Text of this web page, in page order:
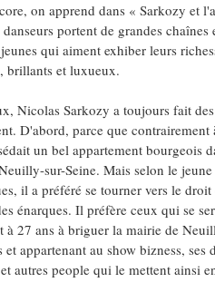
on apprend dans « Sarkozy et
portent de grandes
qui aiment exhiber leurs
brillants et luxueux.
Nicolas Sarkozy a toujours fait
D'abord, parce que
un bel appartement bourgeois
sur-Seine. Mais selon le
il a préféré se tourner vers le
énarques. Il préfère ceux qui se
27 ans à briguer la mairie de
et appartenant au show bizness,
autres people qui le mettent ainsi